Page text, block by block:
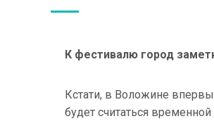
К фестивалю город
Кстати, в Воложине
будет считаться временной